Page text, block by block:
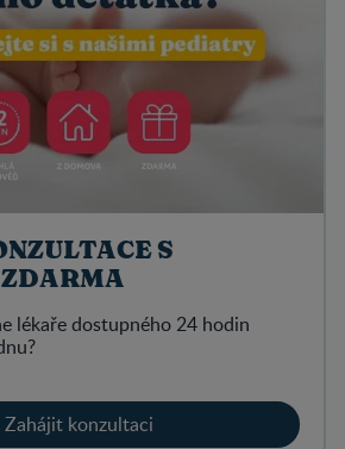
S
lékaře dostupného 24 hodin
Zahájit konzultaci